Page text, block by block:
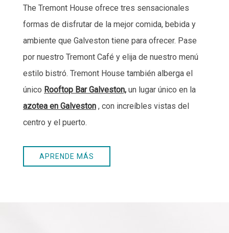
Nuestro 1888 Toujouse Bar es el lugar perfecto
para disfrutar de cerveza artesanal elaborada
localmente y cócteles artesanales. Además, los
viernes y sábados cuentan con música local en
vivo para disfrutar de un sabor suave y local de la
vida nocturna de Galveston.
APRENDE MÁS